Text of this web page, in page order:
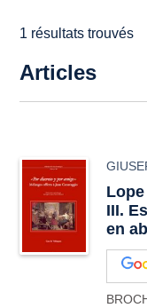
1 résultats trouvés
Articles
III.
en